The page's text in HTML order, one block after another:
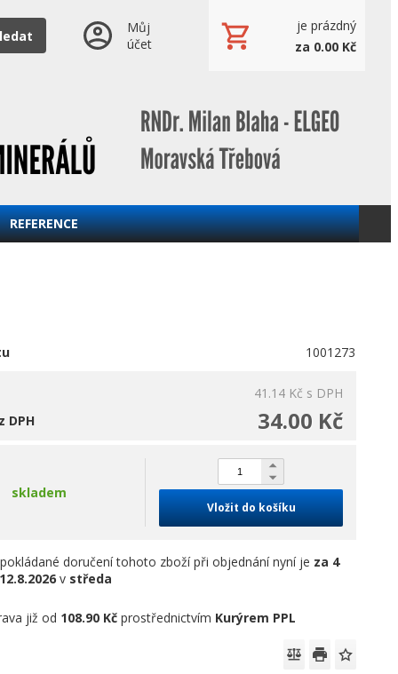
Můj
účet
je prázdný
za 0.00 Kč
REFERENCE
1001273
41.14 Kč s DPH
34.00 Kč
DPH
skladem
Vložit do košíku
doručení tohoto zboží při objednání nyní je za 4
12.8.2026 v středa
již od 108.90 Kč prostřednictvím Kurýrem PPL